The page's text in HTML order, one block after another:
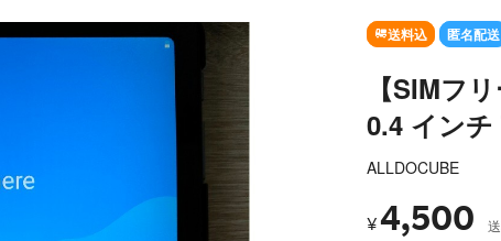
SOLD OUT
送料込 匿名配送
【SIMフ
0.4 インチ
ALLDOCUBE
¥4,500